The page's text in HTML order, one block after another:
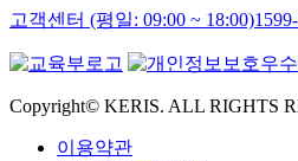
고객센터 (평일: 09:00 ~ 18:00)
Copyright© KERIS. ALL RIGHTS
이용약관